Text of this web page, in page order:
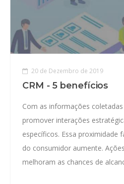
20 de Dezembro de 2019
CRM - 5 benefícios
Com as informações
promover interações
específicos. Essa proximidade
do consumidor aumente.
melhoram as chances de